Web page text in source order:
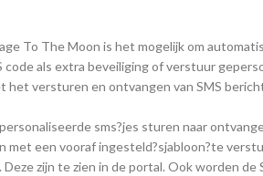
To The Moon is het mogelijk om
als extra beveiliging of verstuur
het versturen en ontvangen van SMS
sms?jes sturen naar
met een vooraf ingesteld?sjabloon?te
zijn te zien in de portal. Ook worden